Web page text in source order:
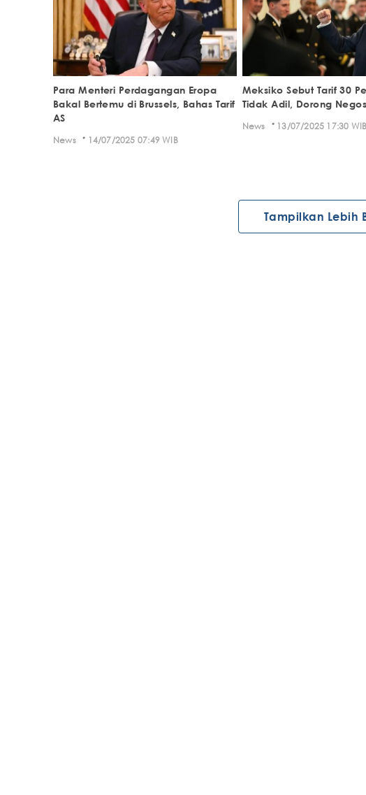
Para Menteri Perdagangan Eropa
Bakal Bertemu di Brussels, Bahas Tarif
AS
News · 14/07/2025 07:49 WIB
Meksiko Sebut Tarif 30
Tidak Adil, Dorong
News · 13/07/2025 17:30 WIB
Tampilkan Lebih